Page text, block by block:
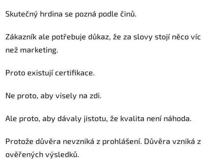
Skutečný hrdina se pozná podle činů.
Zákazník ale potřebuje důkaz, že za slovy stojí něco víc
než marketing.
Proto existují certifikace.
Ne proto, aby visely na zdi.
Ale proto, aby dávaly jistotu, že kvalita není náhoda.
Protože důvěra nevzniká z prohlášení. Důvěra vzniká z
ověřených výsledků.